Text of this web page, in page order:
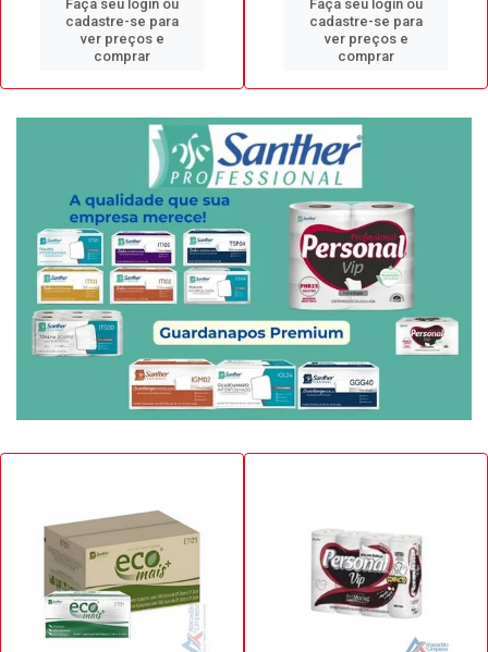
Faça seu login ou
cadastre-se para
ver preços e
comprar
Faça seu login ou
cadastre-se para
ver preços e
comprar